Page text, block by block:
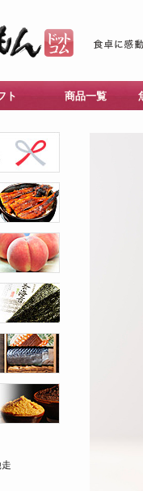
ト 商品一覧